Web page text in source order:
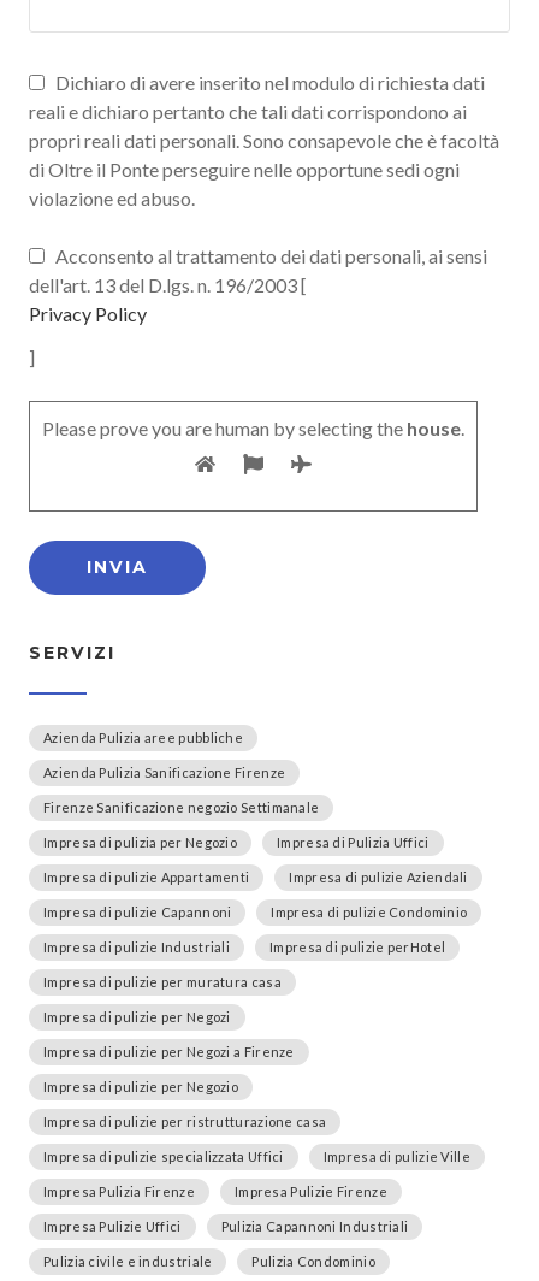
Dichiaro di avere inserito nel modulo di richiesta dati
reali e dichiaro pertanto che tali dati corrispondono ai
propri reali dati personali. Sono consapevole che è facoltà
di Oltre il Ponte perseguire nelle opportune sedi ogni
violazione ed abuso.
Acconsento al trattamento dei dati personali, ai sensi
dell'art. 13 del D.lgs. n. 196/2003 [
Privacy Policy
]
Please prove you are human by selecting the house.
SERVIZI
Azienda Pulizia aree pubbliche
Azienda Pulizia Sanificazione Firenze
Firenze Sanificazione negozio Settimanale
Impresa di pulizia per Negozio Impresa di Pulizia Uffici
Impresa di pulizie Appartamenti Impresa di pulizie Aziendali
Impresa di pulizie Capannoni Impresa di pulizie Condominio
Impresa di pulizie Industriali Impresa di pulizie perHotel
Impresa di pulizie per muratura casa
Impresa di pulizie per Negozi
Impresa di pulizie per Negozi a Firenze
Impresa di pulizie per Negozio
Impresa di pulizie per ristrutturazione casa
Impresa di pulizie specializzata Uffici Impresa di pulizie Ville
Impresa Pulizia Firenze Impresa Pulizie Firenze
Impresa Pulizie Uffici Pulizia Capannoni Industriali
Pulizia civile e industriale Pulizia Condominio